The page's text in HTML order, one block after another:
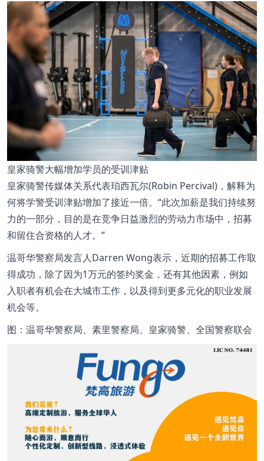
皇家骑警大幅增加学员的受训津贴
皇家骑警传媒体关系代表珀西瓦尔(Robin Percival)，解释为
何将学警受训津贴增加了接近一倍。“此次加薪是我们持续努
力的一部分，目的是在竞争日益激烈的劳动力市场中，招募
和留住合资格的人才。”
温哥华警察局发言人Darren Wong表示，近期的招募工作取
得成功，除了因为1万元的签约奖金，还有其他因素，例如
入职者有机会在大城市工作，以及得到更多元化的职业发展
机会等。
图：温哥华警察局、素里警察局、皇家骑警、全国警察联会